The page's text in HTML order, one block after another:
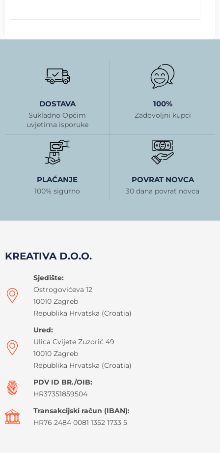
DOSTAVA
Sukladno Općim
uvjetima isporuke
100%
Zadovoljni kupci
PLAĆANJE
100% sigurno
POVRAT NOVCA
30 dana povrat novca
KREATIVA D.O.O.
Sjedište:
Ostrogovićeva 12
10010 Zagreb
Republika Hrvatska (Croatia)
Ured:
Ulica Cvijete Zuzorić 49
10010 Zagreb
Republika Hrvatska (Croatia)
PDV ID BR./OIB:
HR37351859504
Transakcijski račun (IBAN):
HR76 2484 0081 1352 1733 5